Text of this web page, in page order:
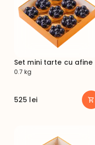
Set mini tarte cu afine
0.7 kg
525 lei